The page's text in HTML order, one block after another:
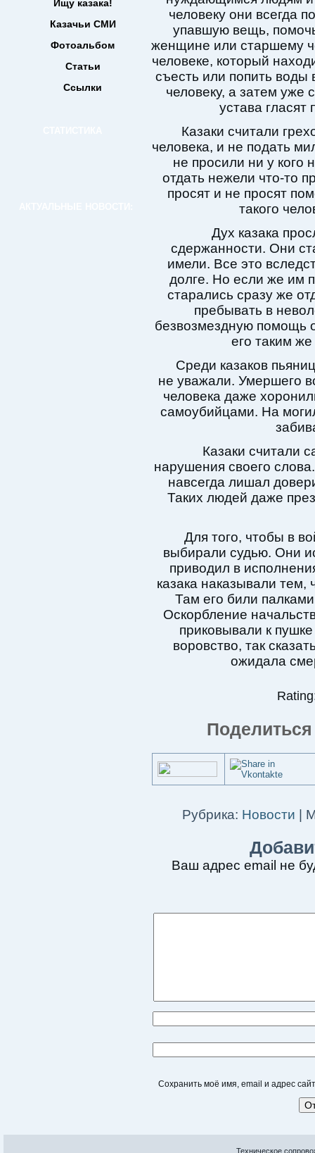
Ищу казака!
Казачьи СМИ
Фотоальбом
Статьи
Ссылки
человеку они всегда
упавшую вещь,
женщине или старшему
человеке, который
съесть или попить
человеку, а затем уже
устава гласят
Казаки считали
человека, и не подать
не просили ни у кого
отдать нежели что-то
просят и не просят
такого
Дух казака
сдержанности. Они
имели. Все это
долге. Но если же им
старались сразу же
пребывать в
безвозмездную помощь
его таким
Среди казаков
не уважали. Умершего
человека даже
самоубийцами. На
Казаки считали
нарушения своего
навсегда лишал
Таких людей даже
Для того, чтобы в
выбирали судью. Они
приводил в
казака наказывали тем,
Там его били
Оскорбление
приковывали к
воровство, так
ожидала
Рубрика: Новости
Ваш адрес email не
Сохранить моё имя, email и адрес
Техническое